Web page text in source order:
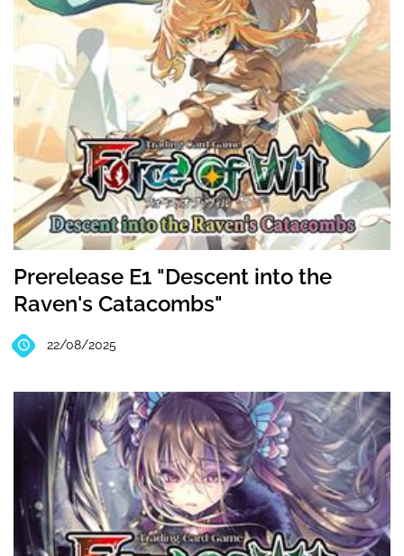
Prerelease E1 "Descent into the
Raven's Catacombs"
22/08/2025